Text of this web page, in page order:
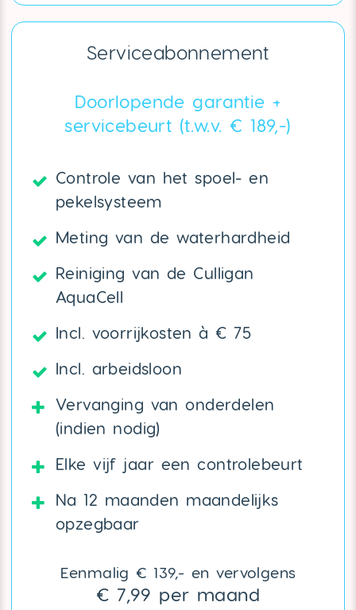
Serviceabonnement
Doorlopende garantie +
servicebeurt (t.w.v. € 189,-)
Controle van het spoel- en
pekelsysteem
Meting van de waterhardheid
Reiniging van de Culligan
AquaCell
Incl. voorrijkosten à € 75
Incl. arbeidsloon
Vervanging van onderdelen
(indien nodig)
Elke vijf jaar een controlebeurt
Na 12 maanden maandelijks
opzegbaar
Eenmalig € 139,- en vervolgens
€ 7,99 per maand